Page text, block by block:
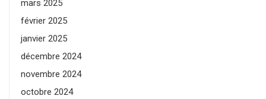
mars 2025
février 2025
janvier 2025
décembre 2024
novembre 2024
octobre 2024